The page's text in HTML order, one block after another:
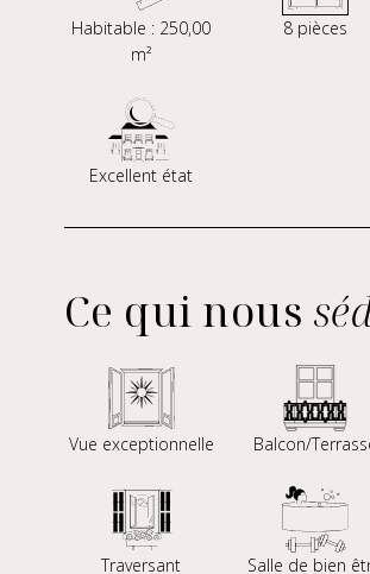
Habitable : 250,00
m²
8 pièces
Excellent état
Ce qui nous
Vue exceptionnelle Balcon/
Traversant Salle de bien